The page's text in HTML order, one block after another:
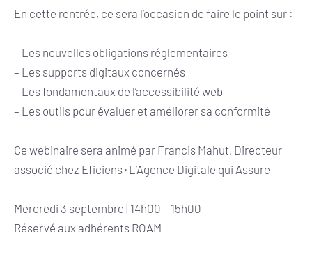
En cette rentrée, ce sera l’occasion de faire le point sur :
– Les nouvelles obligations réglementaires
– Les supports digitaux concernés
– Les fondamentaux de l’accessibilité web
– Les outils pour évaluer et améliorer sa conformité
Ce webinaire sera animé par Francis Mahut, Directeur
associé chez Eficiens · L’Agence Digitale qui Assure
Mercredi 3 septembre | 14h00 – 15h00
Réservé aux adhérents ROAM